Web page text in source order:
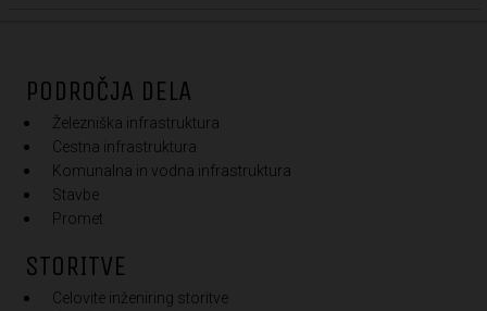
PODROČJA DELA
Železniška infrastruktura
Cestna infrastruktura
Komunalna in vodna infrastruktura
Stavbe
Promet
STORITVE
Celovite inženiring storitve